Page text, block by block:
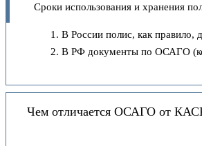
Сроки использования и хранения
В России полис, как правило,
В РФ документы по ОСАГО
Чем отличается ОСАГО от